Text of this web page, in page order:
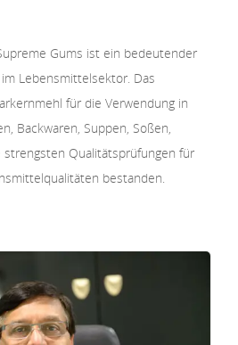
Gums ist ein bedeutender
Lebensmittelsektor. Das
für die Verwendung in
Backwaren, Suppen, Soßen,
Qualitätsprüfungen für
bestanden.